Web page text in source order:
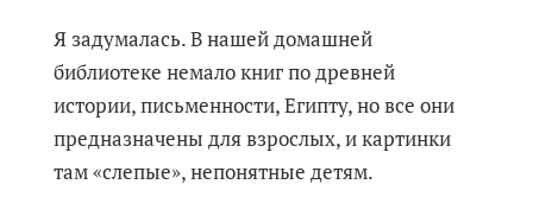
Я задумалась. В нашей домашней
библиотеке немало книг по древней
истории, письменности, Египту, но все они
предназначены для взрослых, и картинки
там «слепые», непонятные детям.